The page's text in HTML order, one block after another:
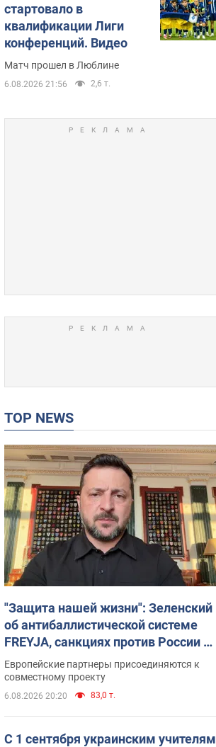
стартовало в
квалификации Лиги
конференций. Видео
Матч прошел в Люблине
6.08.2026 21:56 2,6 т.
TOP NEWS
"Защита нашей жизни": Зеленский
об антибаллистической системе
FREYJA, санкциях против России и
поддержке аграриев. Видео
Европейские партнеры присоединяются к
совместному проекту
6.08.2026 20:20 83,0 т.
С 1 сентября украинским учителям